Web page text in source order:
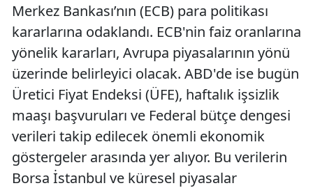
Merkez Bankası’nın (ECB) para politikası
kararlarına odaklandı. ECB'nin faiz oranlarına
yönelik kararları, Avrupa piyasalarının yönü
üzerinde belirleyici olacak. ABD'de ise bugün
Üretici Fiyat Endeksi (ÜFE), haftalık işsizlik
maaşı başvuruları ve Federal bütçe dengesi
verileri takip edilecek önemli ekonomik
göstergeler arasında yer alıyor. Bu verilerin
Borsa İstanbul ve küresel piyasalar